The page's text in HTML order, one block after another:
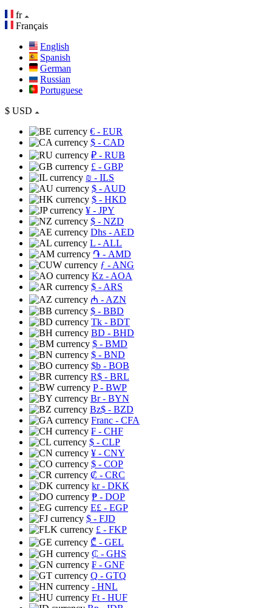
fr
Français
English
Spanish
German
Russian
Portuguese
$ USD
€ - EUR
$ - CAD
₽ - RUB
£ - GBP
₪ - ILS
$ - AUD
$ - HKD
¥ - JPY
$ - NZD
Dhs - AED
L - ALL
֏ - AMD
ƒ - ANG
Kz - AOA
$ - ARS
₼ - AZN
$ - BBD
Tk - BDT
BD - BHD
$ - BMD
$ - BND
$b - BOB
R$ - BRL
P- BWP
Br- BYN
Bz$ - BZD
Franc - CFA
₣ - CHF
$ - CLP
¥ - CNY
$ - COP
₡ - CRC
kr- DKK
₱ - DOP
E£ - EGP
$ - FJD
£ - FKP
₾ - GEL
₵ - GHS
₣ - GNF
Q - GTQ
- HNL
Ft - HUF